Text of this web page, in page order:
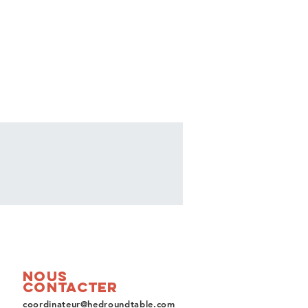
Nous
contacter
coordinateur@hedroundtable.com